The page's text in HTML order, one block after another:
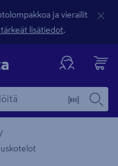
ja vierailit
tärkeät lisätiedot.
/